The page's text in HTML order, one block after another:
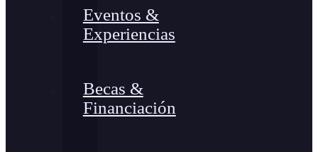
Eventos &
Experiencias
Becas &
Financiación